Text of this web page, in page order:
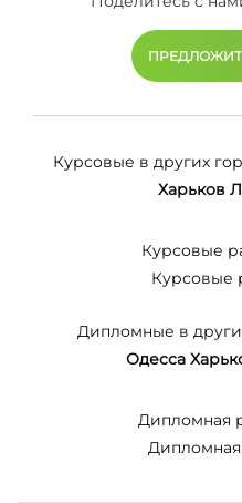
Курсовые в других
Харьков
Курсовые
Курсовые
Дипломные в
Одесса
Дипломная